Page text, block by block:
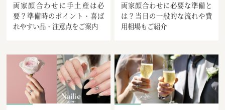
両家顔合わせに手土産は必
要？準備時のポイント・喜ば
れやすい品・注意点をご案内
両家顔合わせに必要な準備と
は？当日の一般的な流れや費
用相場もご紹介